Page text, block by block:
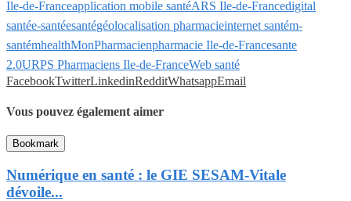
Ile-de-Franceapplication mobile santéARS Ile-de-Francedigital
santée-santéesantégéolocalisation pharmacieinternet santém-
santémhealthMonPharmacienpharmacie Ile-de-Francesante
2.0URPS Pharmaciens Ile-de-FranceWeb santé
FacebookTwitterLinkedinRedditWhatsappEmail
Vous pouvez également aimer
Bookmark
Numérique en santé : le GIE SESAM-Vitale
dévoile...